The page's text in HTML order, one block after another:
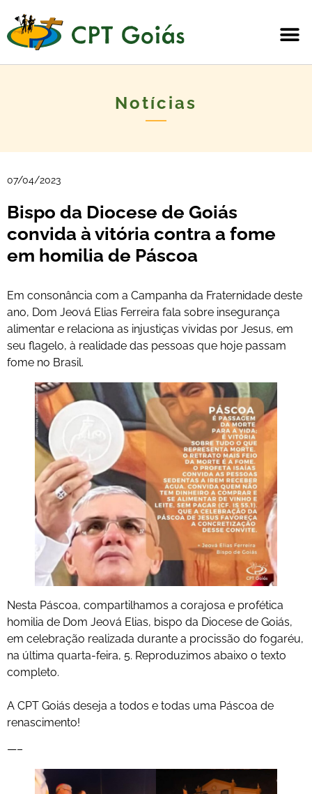
Notícias
07/04/2023
Bispo da Diocese de Goiás
convida à vitória contra a fome
em homilia de Páscoa
Em consonância com a Campanha da Fraternidade deste
ano, Dom Jeová Elias Ferreira fala sobre insegurança
alimentar e relaciona as injustiças vividas por Jesus, em
seu flagelo, à realidade das pessoas que hoje passam
fome no Brasil.
Nesta Páscoa, compartilhamos a corajosa e profética
homilia de Dom Jeová Elias, bispo da Diocese de Goiás,
em celebração realizada durante a procissão do fogaréu,
na última quarta-feira, 5. Reproduzimos abaixo o texto
completo.
A CPT Goiás deseja a todos e todas uma Páscoa de
renascimento!
—–